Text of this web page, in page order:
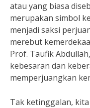
atau yang biasa
merupakan simbol
menjadi saksi
merebut
Prof. Taufik
kebesaran dan
memperjuangkan
Tak ketinggalan,